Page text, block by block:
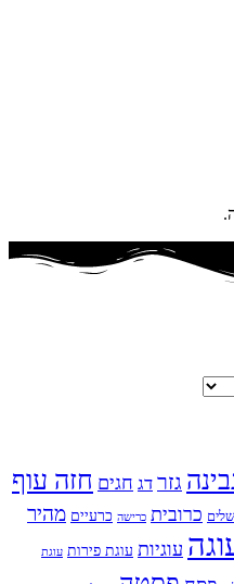
גזר דג חגים חזה עוף
כרובית כרישה כרעיים מהיר
עוגיות עוגת פירות עוגת